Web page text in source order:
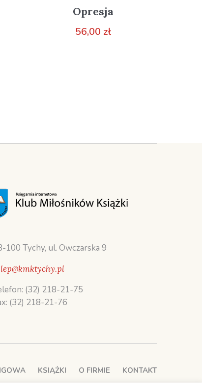
Opresja
56,00 zł
100 Tychy, ul. Owczarska 9
(32) 218-21-75
(32) 218-21-76
KSIĄŻKI O FIRMIE KONTAKT